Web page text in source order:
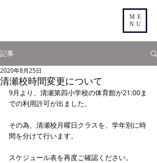
ME
NU
記事
清瀬校時間変更について
2020年8月25日
9月より、清瀬第四小学校の体育館が21:00ま
での利用許可が出ました。
その為、清瀬校月曜日クラスを、学年別に時
間を分けて行います。
スケジュール表を再度ご確認ください。